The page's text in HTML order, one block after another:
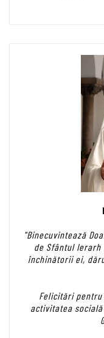
"Binecuvintează
de Sfântul
închinătorii ei,
Felicitări
activitatea